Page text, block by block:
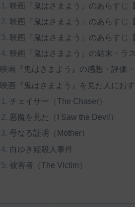
映画『鬼はさまよう』のあらすじ【
映画『鬼はさまよう』のあらすじ【
映画『鬼はさまよう』のあらすじ【
映画『鬼はさまよう』の結末・ラ
映画『鬼はさまよう』の感想・評価
映画『鬼はさまよう』を見た人にお
チェイサー（The Chaser）
悪魔を見た（I Saw the Devil）
母なる証明（Mother）
白ゆき姫殺人事件
被害者（The Victim）